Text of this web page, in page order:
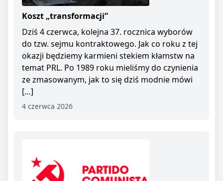
Koszt „transformacji”
Dziś 4 czerwca, kolejna 37. rocznica wyborów
do tzw. sejmu kontraktowego. Jak co roku z tej
okazji będziemy karmieni stekiem kłamstw na
temat PRL. Po 1989 roku mieliśmy do czynienia
ze zmasowanym, jak to się dziś modnie mówi
[…]
4 czerwca 2026